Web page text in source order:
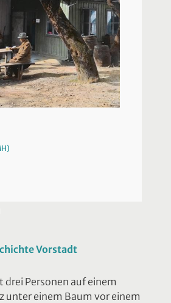
Vorstadt
drei Personen auf einem
unter einem Baum vor einem